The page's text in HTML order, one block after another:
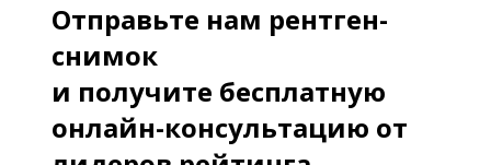
Отправьте нам рентген-
снимок
и получите бесплатную
онлайн-консультацию от